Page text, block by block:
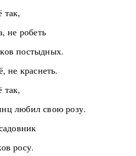
так,
не робеть
постыдных.
не краснеть.
так,
любил свою розу.
росу.